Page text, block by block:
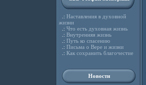
.: Наставления в духовной
жизни
.: Что есть духовная жизнь
.: Внутренняя жизнь
.: Путь ко спасению
.: Письма о Вере и жизни
.: Как сохранить благочестие
Новости